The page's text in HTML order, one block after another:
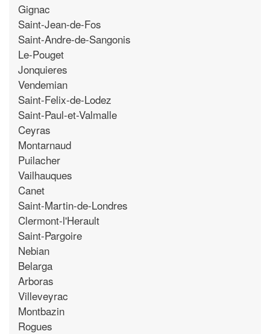
Gignac
Saint-Jean-de-Fos
Saint-Andre-de-Sangonis
Le-Pouget
Jonquieres
Vendemian
Saint-Felix-de-Lodez
Saint-Paul-et-Valmalle
Ceyras
Montarnaud
Puilacher
Vailhauques
Canet
Saint-Martin-de-Londres
Clermont-l'Herault
Saint-Pargoire
Nebian
Belarga
Arboras
Villeveyrac
Montbazin
Rogues